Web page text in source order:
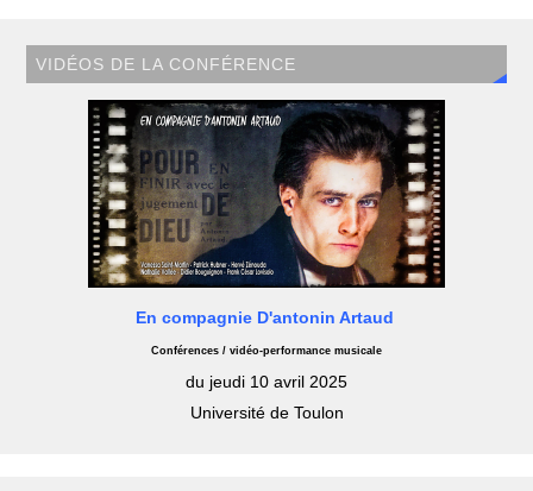
VIDÉOS DE LA CONFÉRENCE
En compagnie D'antonin Artaud
Conférences / vidéo-performance musicale
du jeudi 10 avril 2025
Université de Toulon